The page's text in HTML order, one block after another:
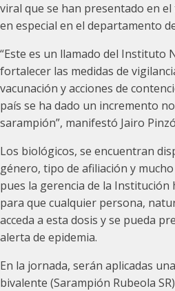
viral que se han presentado en
en especial en el departamento
“Este es un llamado del Instituto
fortalecer las medidas de
vacunación y acciones de
país se ha dado un incremento
sarampión”, manifestó Jairo
Los biológicos, se encuentran
género, tipo de afiliación y
pues la gerencia de la Institución
para que cualquier persona,
acceda a esta dosis y se pueda
alerta de epidemia.
En la jornada, serán aplicadas
bivalente (Sarampión Rubeola